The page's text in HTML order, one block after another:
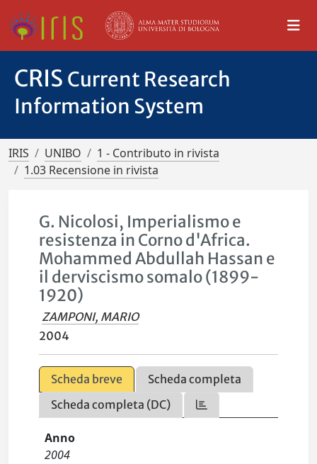
CRIS Current Research
Information System
IRIS UNIBO
1 - Contributo in rivista
1.03 Recensione in rivista
G. Nicolosi, Imperialismo e
resistenza in Corno d'Africa.
Mohammed Abdullah Hassan e
il derviscismo somalo (1899-
1920)
ZAMPONI, MARIO
2004
Scheda breve
Scheda completa
Scheda completa (DC)
Anno
2004